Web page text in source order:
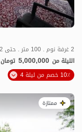
2 غرفة نوم . 100 متر . حتى 12 ضيف
الليلة من 5,000,000 تومان
10٪ خصم من ليلة 4
ممتازة